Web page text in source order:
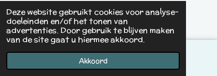
Deze website gebruikt cookies voor analyse-
doeleinden en/of het tonen van
advertenties. Door gebruik te blijven maken
van de site gaat u hiermee akkoord.
Akkoord
© 2022 - 2026 Studio Yip
Powered byJouwWeb